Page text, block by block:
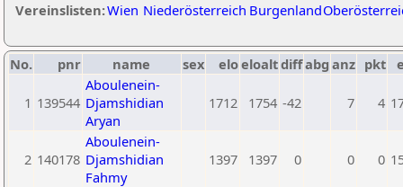
Vereinslisten:Wien Niederösterreich Burgenland
No. pnr name sex eloeloaltdiffabg anz pkt
1 139544
Aboulenein-
Djamshidian
Aryan
1712 1754 -42 7 4
2 140178
Aboulenein-
Djamshidian
Fahmy
1397 1397 0 0 0